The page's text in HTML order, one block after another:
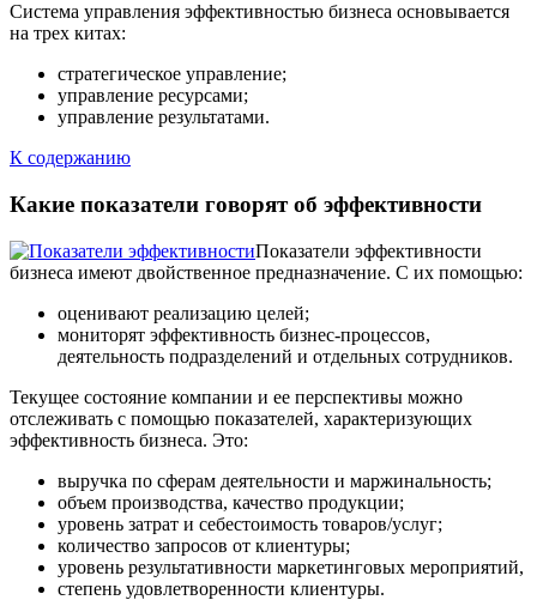
Система управления эффективностью бизнеса основывается
на трех китах:
стратегическое управление;
управление ресурсами;
управление результатами.
К содержанию
Какие показатели говорят об эффективности
Показатели эффективности
бизнеса имеют двойственное предназначение. С их помощью:
оценивают реализацию целей;
мониторят эффективность бизнес-процессов,
деятельность подразделений и отдельных сотрудников.
Текущее состояние компании и ее перспективы можно
отслеживать с помощью показателей, характеризующих
эффективность бизнеса. Это:
выручка по сферам деятельности и маржинальность;
объем производства, качество продукции;
уровень затрат и себестоимость товаров/услуг;
количество запросов от клиентуры;
уровень результативности маркетинговых мероприятий,
степень удовлетворенности клиентуры.